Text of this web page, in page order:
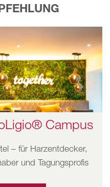
Campus
– für Harzentdecker,
und Tagungsprofis